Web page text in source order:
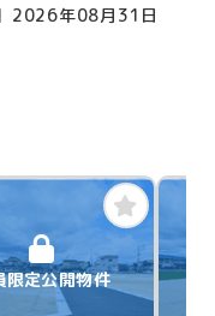
2026年08月31日
限定公開物件